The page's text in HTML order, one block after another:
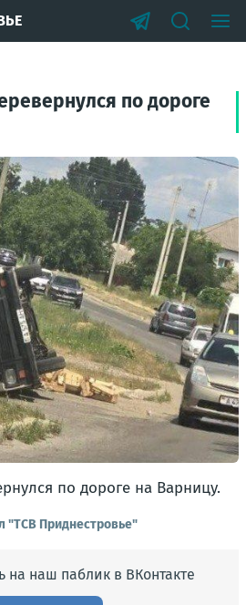
по дороге
по дороге на Варницу.
"ТСВ Приднестровье"
на наш паблик в ВКонтакте